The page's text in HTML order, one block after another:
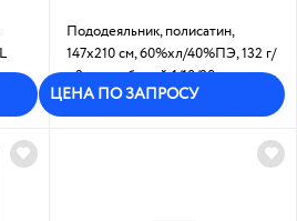
Пододеяльник, полисатин,
147х210 см, 60%хл/40%ПЭ, 132 г/
м2, цвет - белый:1/10/20
ЦЕНА ПО ЗАПРОСУ